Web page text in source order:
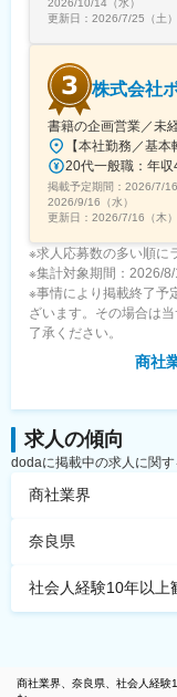
・自社案件・下
・未経験から施
・月平均残業約
変更の範囲：会
2026/10/14（水）
更新日： 2026/7/25（土）
株式会社
書籍の企画営業／未
20代一般職：年
掲載予定期間： 2026/7/16
2026/9/16（水）
更新日： 2026/7/16（木）
※求人応募数の多い順に
※集計対象期間：2026/8/
※事情により掲載終了予
ざいます。その場合は
了承ください。
商社
求人の傾向
dodaに掲載中の求人に関す
商社業界
奈良県
社会人経験10年以上
商社業界、奈良県、社会人経験